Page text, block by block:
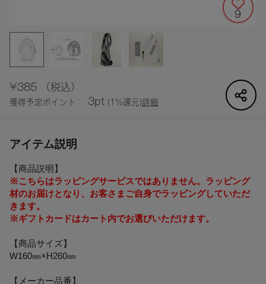
9
¥385（税込）
獲得予定ポイント： 3pt (1%還元)詳細
アイテム説明
【商品説明】
※こちらはラッピングサービスではありません。ラッピング
材のお届けとなり、お客さまご自身でラッピングしていただ
きます。
※ギフトカードはカート内でお選びいただけます。
【商品サイズ】
W160㎜×H260㎜
【メーカー品番】